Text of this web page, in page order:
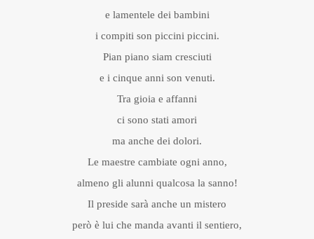
e lamentele dei bambini
i compiti son piccini piccini.
Pian piano siam cresciuti
e i cinque anni son venuti.
Tra gioia e affanni
ci sono stati amori
ma anche dei dolori.
Le maestre cambiate ogni anno,
almeno gli alunni qualcosa la sanno!
Il preside sarà anche un mistero
però è lui che manda avanti il sentiero,